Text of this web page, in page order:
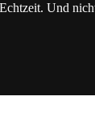
Und